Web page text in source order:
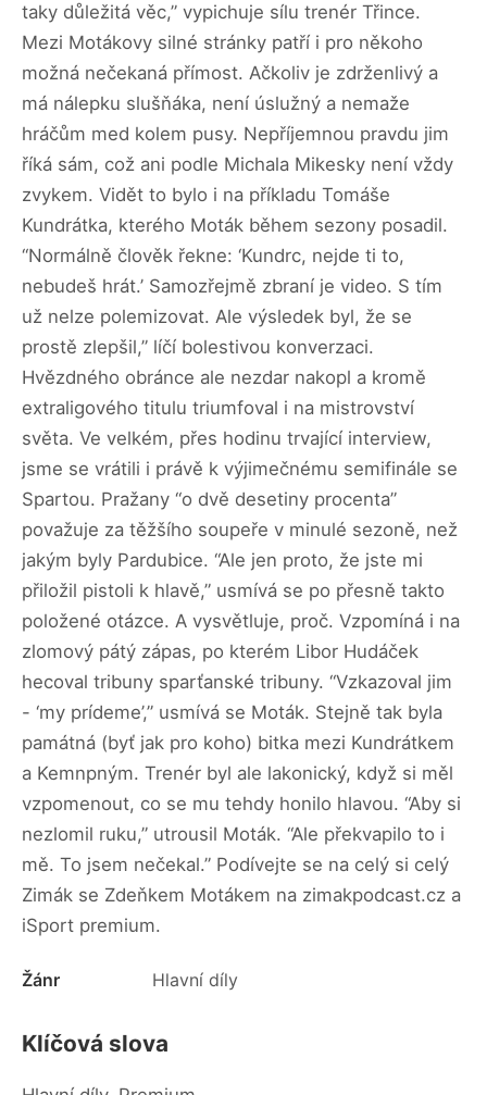
taky důležitá věc,” vypichuje sílu trenér Třince.
Mezi Motákovy silné stránky patří i pro někoho
možná nečekaná přímost. Ačkoliv je zdrženlivý a
má nálepku slušňáka, není úslužný a nemaže
hráčům med kolem pusy. Nepříjemnou pravdu jim
říká sám, což ani podle Michala Mikesky není vždy
zvykem. Vidět to bylo i na příkladu Tomáše
Kundrátka, kterého Moták během sezony posadil.
“Normálně člověk řekne: ‘Kundrc, nejde ti to,
nebudeš hrát.’ Samozřejmě zbraní je video. S tím
už nelze polemizovat. Ale výsledek byl, že se
prostě zlepšil,” líčí bolestivou konverzaci.
Hvězdného obránce ale nezdar nakopl a kromě
extraligového titulu triumfoval i na mistrovství
světa. Ve velkém, přes hodinu trvající interview,
jsme se vrátili i právě k výjimečnému semifinále se
Spartou. Pražany “o dvě desetiny procenta”
považuje za těžšího soupeře v minulé sezoně, než
jakým byly Pardubice. “Ale jen proto, že jste mi
přiložil pistoli k hlavě,” usmívá se po přesně takto
položené otázce. A vysvětluje, proč. Vzpomíná i na
zlomový pátý zápas, po kterém Libor Hudáček
hecoval tribuny sparťanské tribuny. “Vzkazoval jim
- ‘my prídeme’,” usmívá se Moták. Stejně tak byla
památná (byť jak pro koho) bitka mezi Kundrátkem
a Kemnpným. Trenér byl ale lakonický, když si měl
vzpomenout, co se mu tehdy honilo hlavou. “Aby si
nezlomil ruku,” utrousil Moták. “Ale překvapilo to i
mě. To jsem nečekal.” Podívejte se na celý si celý
Zimák se Zdeňkem Motákem na zimakpodcast.cz a
iSport premium.
Žánr Hlavní díly
Klíčová slova